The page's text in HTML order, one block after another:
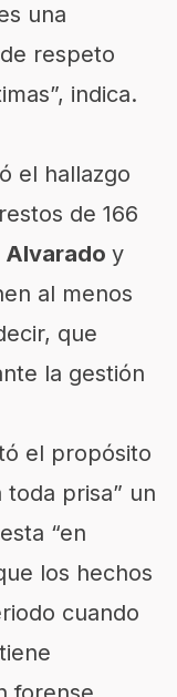
una
respeto
indica.
el hallazgo
de 166
Alvarado y
al menos
que
la gestión
el propósito
toda prisa” un
“en
los hechos
cuando